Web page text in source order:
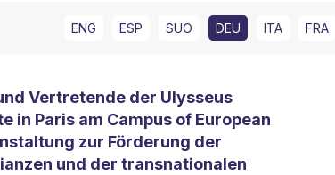
ENG ESP SUO DEU ITA FRA
Vertretende der Ulysseus
in Paris am Campus of European
zur Förderung der
und der transnationalen